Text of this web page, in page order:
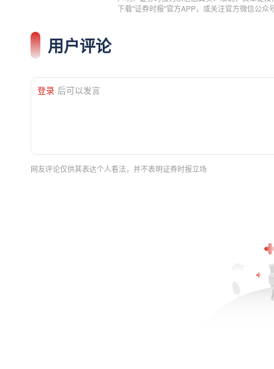
下载"证券时报"官方APP，或关注官方微信公
用户评论
登录 后可以发言
网友评论仅供其表达个人看法，并不表明证券时报立场